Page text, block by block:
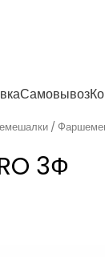
Самовывоз
3Ф